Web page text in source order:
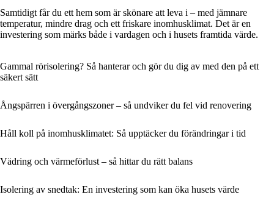
Samtidigt får du ett hem som är skönare att leva i – med jämnare
temperatur, mindre drag och ett friskare inomhusklimat. Det är en
investering som märks både i vardagen och i husets framtida värde.
Gammal rörisolering? Så hanterar och gör du dig av med den på ett
säkert sätt
Ångspärren i övergångszoner – så undviker du fel vid renovering
Håll koll på inomhusklimatet: Så upptäcker du förändringar i tid
Vädring och värmeförlust – så hittar du rätt balans
Isolering av snedtak: En investering som kan öka husets värde